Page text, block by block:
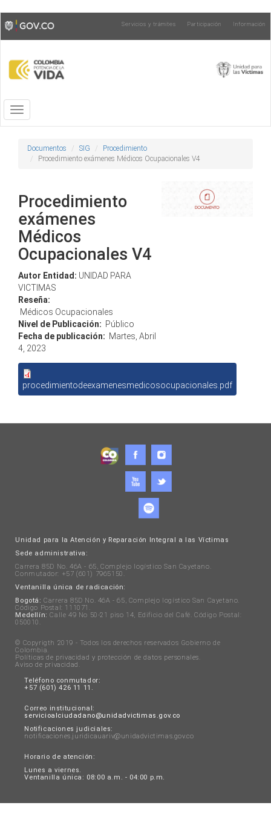
Pasar
al
contenido
Toggle
high
contrast
Servicios y trámites Participación Información
Toggle
navigation
Documentos SIG
Procedimiento
Procedimiento exámenes Médicos Ocupacionales V4
Procedimiento
exámenes
Médicos
Ocupacionales V4
Autor Entidad: UNIDAD PARA
VICTIMAS
Reseña:
Médicos Ocupacionales
Nivel de Publicación: Público
Fecha de publicación: Martes, Abril
4, 2023
procedimientodeexamenesmedicosocupacionales.pdf
Unidad para la Atención y Reparación Integral a las Víctimas
Sede administrativa:
Carrera 85D No. 46A - 65, Complejo logístico San Cayetano.
Conmutador: +57 (601) 7965150.
Ventanilla única de radicación:
Bogotá: Carrera 85D No. 46A - 65, Complejo logístico San Cayetano.
Código Postal: 111071.
Medellín: Calle 49 No 50-21 piso 14, Edificio del Café. Código Postal:
050010.
© Copyrigth 2019 - Todos los derechos reservados Gobierno de
Colombia.
Políticas de privacidad y protección de datos personales.
Aviso de privacidad .
Teléfono conmutador:
+57 (601) 426 11 11.
Correo institucional:
servicioalciudadano@unidadvictimas.gov.co
Notificaciones judiciales:
notificaciones.juridicauariv@unidadvictimas.gov.co
Horario de atención:
Lunes a viernes.
Ventanilla única: 08:00 a.m. - 04:00 p.m.